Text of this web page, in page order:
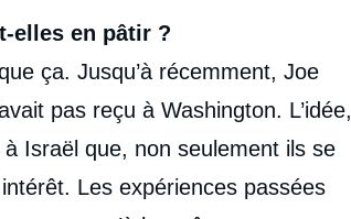
elles en pâtir ?
ça. Jusqu’à récemment, Joe
pas reçu à Washington. L’idée,
Israël que, non seulement ils se
Les expériences passées